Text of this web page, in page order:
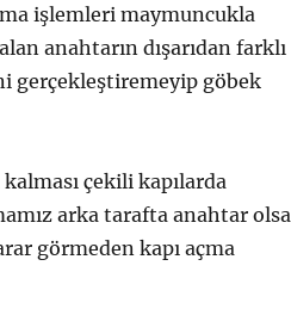
işlemleri maymuncukla
anahtarın dışarıdan farklı
gerçekleştiremeyip göbek
çekili kapılarda
arka tarafta anahtar olsa
görmeden kapı açma